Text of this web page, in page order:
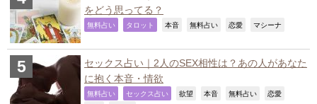
をどう思ってる？
無料占い タロット 本音 無料占い 恋愛 マシーナ
セックス占い｜2人のSEX相性は？あの人があなた
に抱く本音・情欲
無料占い セックス占い 欲望 本音 無料占い 恋愛